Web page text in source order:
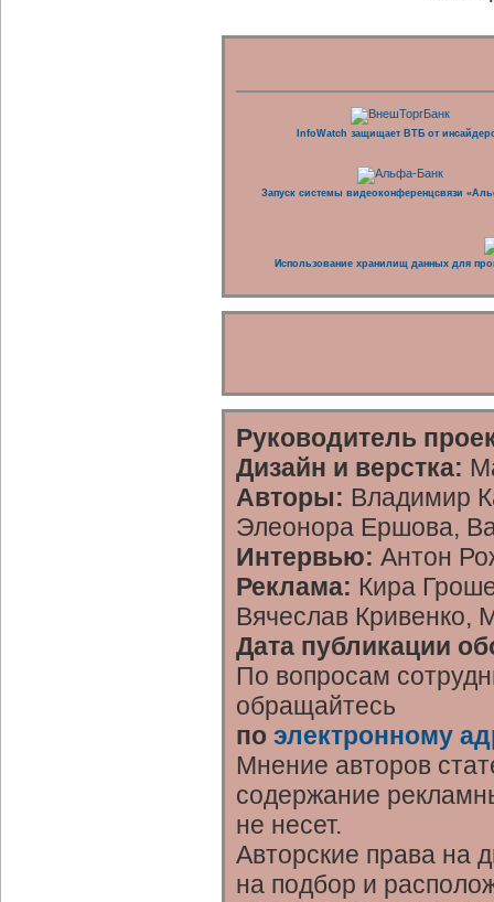
InfoWatch защищает ВТБ от
Запуск системы видеоконференцсвязи
Использование хранилищ данных для
Руководитель
Дизайн и верстка:
Авторы: Владимир
Элеонора Ершова,
Интервью: Антон
Реклама: Кира
Вячеслав Кривенко,
Дата публикации
По вопросам
обращайтесь
по электронному
Мнение авторов
содержание
не несет.
Авторские права на
на подбор и